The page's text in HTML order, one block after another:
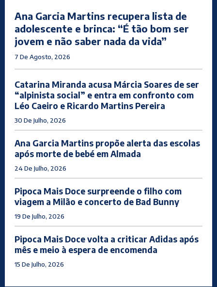
Ana Garcia Martins recupera lista de
adolescente e brinca: “É tão bom ser
jovem e não saber nada da vida”
7 De Agosto, 2026
Catarina Miranda acusa Márcia Soares de ser
“alpinista social” e entra em confronto com
Léo Caeiro e Ricardo Martins Pereira
30 De Julho, 2026
Ana Garcia Martins propõe alerta das escolas
após morte de bebé em Almada
24 De Julho, 2026
Pipoca Mais Doce surpreende o filho com
viagem a Milão e concerto de Bad Bunny
19 De Julho, 2026
Pipoca Mais Doce volta a criticar Adidas após
mês e meio à espera de encomenda
15 De Julho, 2026